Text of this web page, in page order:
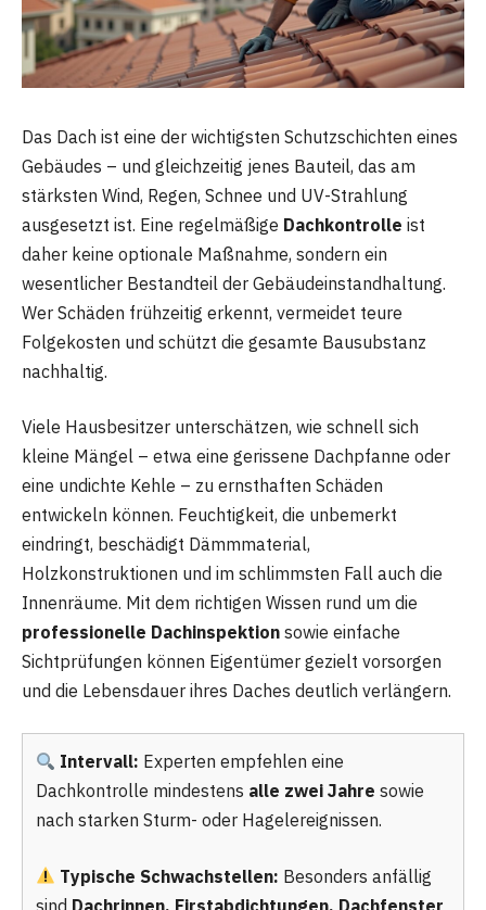
Das Dach ist eine der wichtigsten Schutzschichten eines
Gebäudes – und gleichzeitig jenes Bauteil, das am
stärksten Wind, Regen, Schnee und UV-Strahlung
ausgesetzt ist. Eine regelmäßige Dachkontrolle ist
daher keine optionale Maßnahme, sondern ein
wesentlicher Bestandteil der Gebäudeinstandhaltung.
Wer Schäden frühzeitig erkennt, vermeidet teure
Folgekosten und schützt die gesamte Bausubstanz
nachhaltig.
Viele Hausbesitzer unterschätzen, wie schnell sich
kleine Mängel – etwa eine gerissene Dachpfanne oder
eine undichte Kehle – zu ernsthaften Schäden
entwickeln können. Feuchtigkeit, die unbemerkt
eindringt, beschädigt Dämmmaterial,
Holzkonstruktionen und im schlimmsten Fall auch die
Innenräume. Mit dem richtigen Wissen rund um die
professionelle Dachinspektion sowie einfache
Sichtprüfungen können Eigentümer gezielt vorsorgen
und die Lebensdauer ihres Daches deutlich verlängern.
Intervall: Experten empfehlen eine
Dachkontrolle mindestens alle zwei Jahre sowie
nach starken Sturm- oder Hagelereignissen.
Typische Schwachstellen: Besonders anfällig
sind Dachrinnen, Firstabdichtungen, Dachfenster